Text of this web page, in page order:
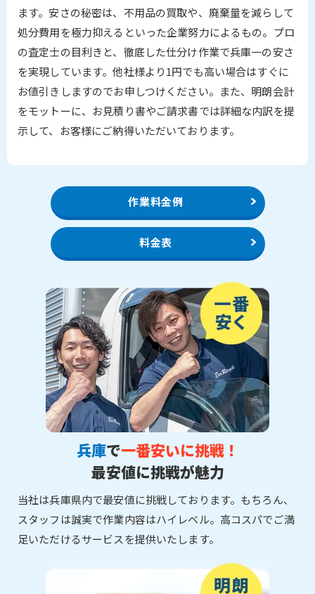
ます。安さの秘密は、不用品の買取や、廃棄量を減らして
処分費用を極力抑えるといった企業努力によるもの。プロ
の査定士の目利きと、徹底した仕分け作業で兵庫一の安さ
を実現しています。他社様より1円でも高い場合はすぐに
お値引きしますのでお申しつけください。また、明朗会計
をモットーに、お見積り書やご請求書では詳細な内訳を提
示して、お客様にご納得いただいております。
作業料金例
料金表
兵庫で一番安いに挑戦！
最安値に挑戦が魅力
当社は兵庫県内で最安値に挑戦しております。もちろん、
スタッフは誠実で作業内容はハイレベル。高コスパでご満
足いただけるサービスを提供いたします。